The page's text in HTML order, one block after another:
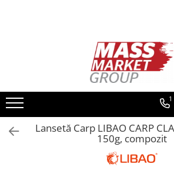
Lansete la crap
Mulinete la crap
Fire Crap
1
Lansetă Carp LIBAO CARP
150g, compozit